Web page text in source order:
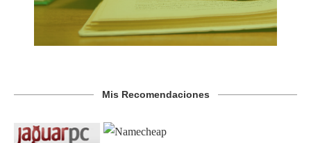
Mis Recomendaciones